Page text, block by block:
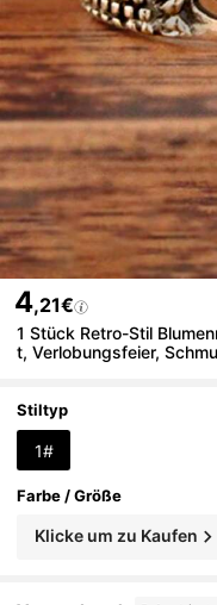
4,21€
1 Stück Retro-Stil
t, Verlobungsfeier,
Stiltyp
1#
Farbe / Größe
Klicke um zu Kaufen